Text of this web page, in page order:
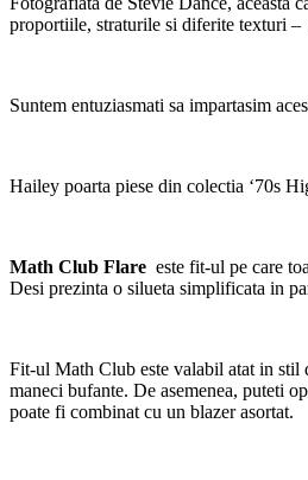
proportiile, straturile si diferite texturi –
Suntem entuziasmati sa impartasim
Hailey poarta piese din colectia ‘70s
Math Club Flare este fit-ul pe care
Desi prezinta o silueta simplificata in
Fit-ul Math Club este valabil atat in
maneci bufante. De asemenea, puteti
poate fi combinat cu un blazer asortat.